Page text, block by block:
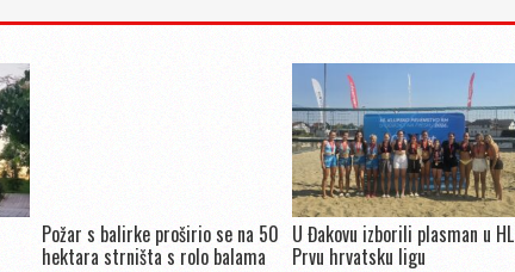
Požar s balirke proširio se na 50
hektara strništa s rolo balama
U Đakovu izborili plasman u HL
Prvu hrvatsku ligu